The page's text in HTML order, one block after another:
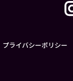
プライバシーポリシー